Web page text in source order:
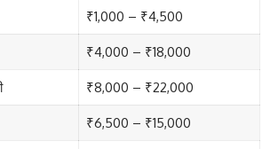
₹1,000 – ₹4,500
₹4,000 – ₹18,000
₹8,000 – ₹22,000
₹6,500 – ₹15,000